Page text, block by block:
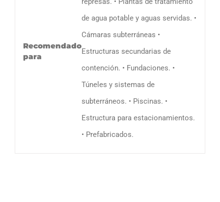
Recomendado
para
de agua potable y aguas servidas. •
Cámaras subterráneas •
Estructuras secundarias de
contención. • Fundaciones. •
Túneles y sistemas de
subterráneos. • Piscinas. •
Estructura para estacionamientos.
• Prefabricados.